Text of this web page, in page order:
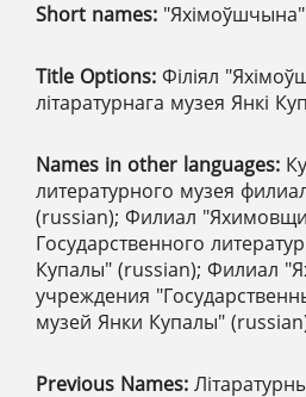
Short names: "Яхімоўшчына"
Title Options: Філіял
літаратурнага музея Янкі
Names in other languages:
литературного музея
(russian); Филиал
Государственного
Купалы" (russian); Филиал
учреждения
музей Янки Купалы"
Previous Names: